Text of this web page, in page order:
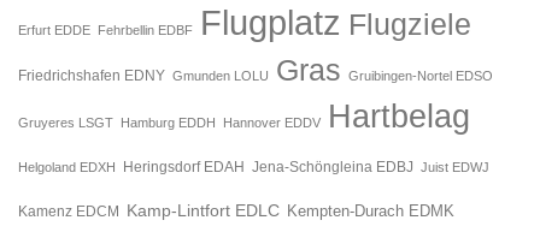
Erfurt EDDE Fehrbellin EDBF Flugplatz Flugziele
Friedrichshafen EDNY Gmunden LOLU Gras Gruibingen-Nortel EDSO
Gruyeres LSGT Hamburg EDDH Hannover EDDV Hartbelag
Helgoland EDXH Heringsdorf EDAH Jena-Schöngleina EDBJ Juist EDWJ
Kamenz EDCM Kamp-Lintfort EDLC Kempten-Durach EDMK